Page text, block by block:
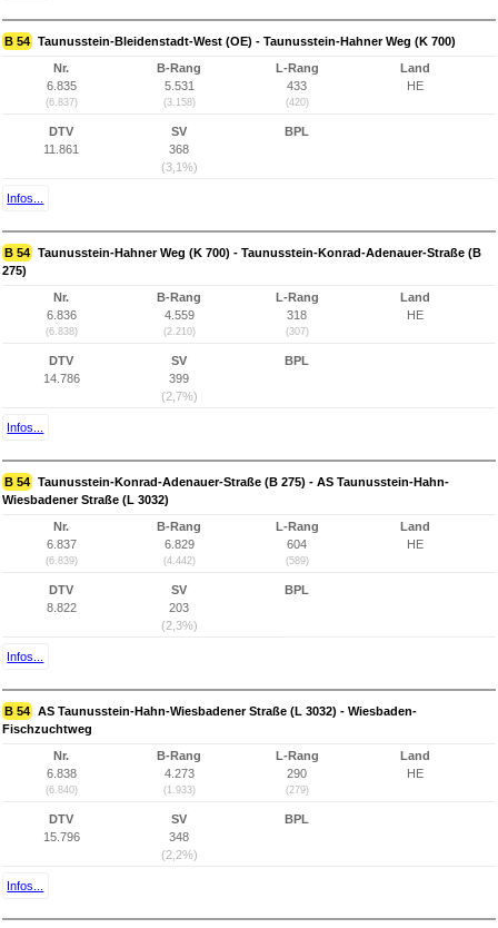
B 54 Taunusstein-Bleidenstadt-West (OE) - Taunusstein-Hahner Weg (K 700)
Nr.
6.835
(6.837)
B-Rang
5.531
(3.158)
L-Rang
433
(420)
Land
HE
DTV
11.861
SV
368
(3,1%)
BPL
Infos...
B 54 Taunusstein-Hahner Weg (K 700) - Taunusstein-Konrad-Adenauer-Straße (B
275)
Nr.
6.836
(6.838)
B-Rang
4.559
(2.210)
L-Rang
318
(307)
Land
HE
DTV
14.786
SV
399
(2,7%)
BPL
Infos...
B 54 Taunusstein-Konrad-Adenauer-Straße (B 275) - AS Taunusstein-Hahn-
Wiesbadener Straße (L 3032)
Nr.
6.837
(6.839)
B-Rang
6.829
(4.442)
L-Rang
604
(589)
Land
HE
DTV
8.822
SV
203
(2,3%)
BPL
Infos...
B 54 AS Taunusstein-Hahn-Wiesbadener Straße (L 3032) - Wiesbaden-
Fischzuchtweg
Nr.
6.838
(6.840)
B-Rang
4.273
(1.933)
L-Rang
290
(279)
Land
HE
DTV
15.796
SV
348
(2,2%)
BPL
Infos...